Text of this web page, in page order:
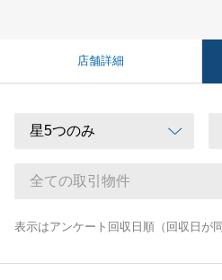
店舗詳細
表示はアンケート回収日順（回収日が